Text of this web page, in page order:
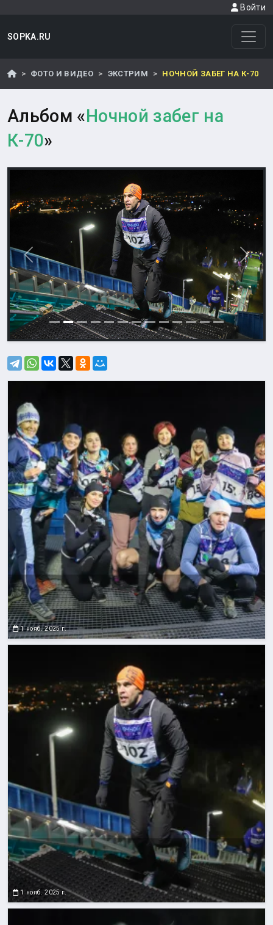
Войти
SOPKA.RU
ФОТО И ВИДЕО ЭКСТРИМ НОЧНОЙ ЗАБЕГ НА К-70
Альбом «Ночной забег на
К-70»
Назад
1 нояб. 2025 г.
1 нояб. 2025 г.